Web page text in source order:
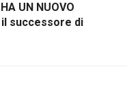
UN NUOVO
il successore di